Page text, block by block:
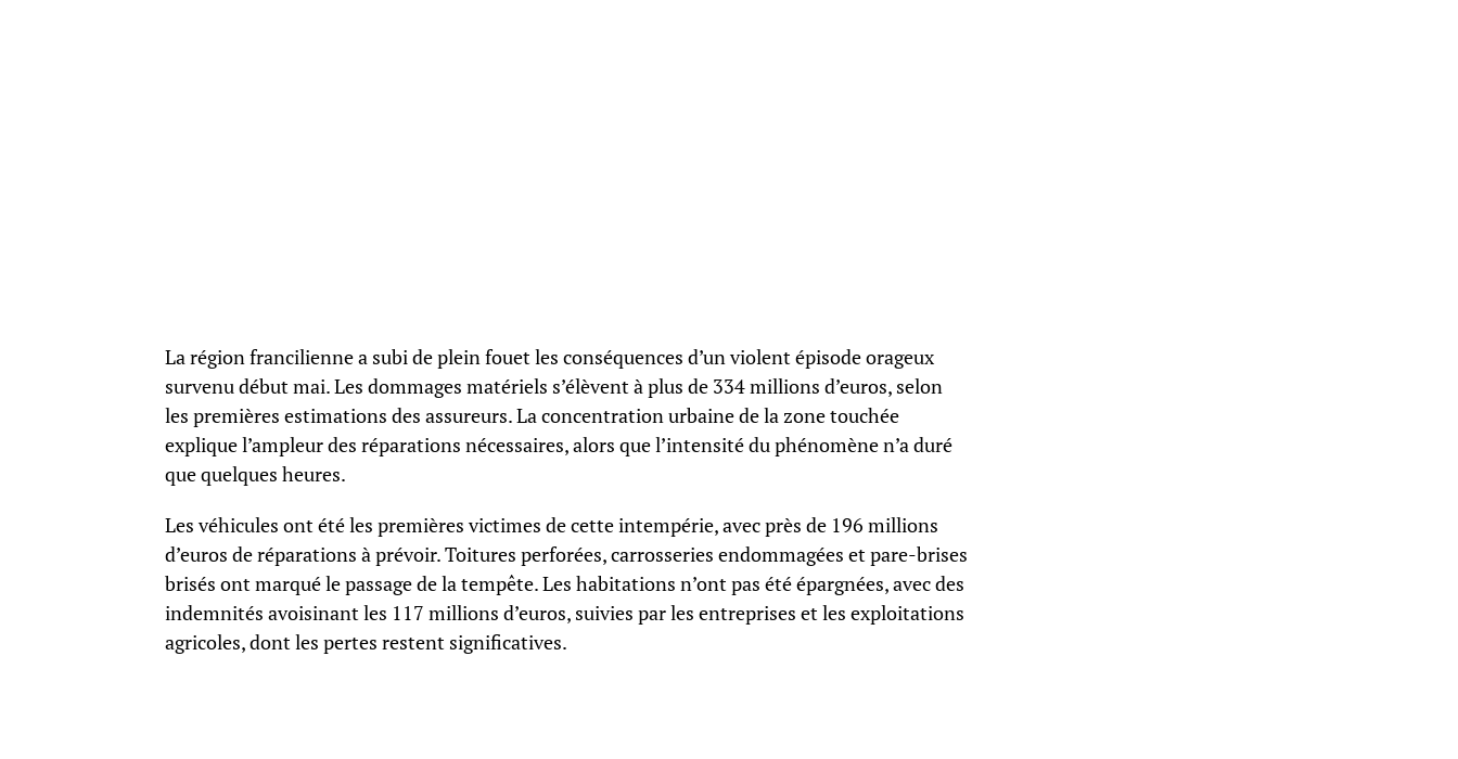
La région francilienne a subi de plein fouet les conséquences d’un violent épisode orageux
survenu début mai. Les dommages matériels s’élèvent à plus de 334 millions d’euros, selon
les premières estimations des assureurs. La concentration urbaine de la zone touchée
explique l’ampleur des réparations nécessaires, alors que l’intensité du phénomène n’a duré
que quelques heures.
Les véhicules ont été les premières victimes de cette intempérie, avec près de 196 millions
d’euros de réparations à prévoir. Toitures perforées, carrosseries endommagées et pare-brises
brisés ont marqué le passage de la tempête. Les habitations n’ont pas été épargnées, avec des
indemnités avoisinant les 117 millions d’euros, suivies par les entreprises et les exploitations
agricoles, dont les pertes restent significatives.